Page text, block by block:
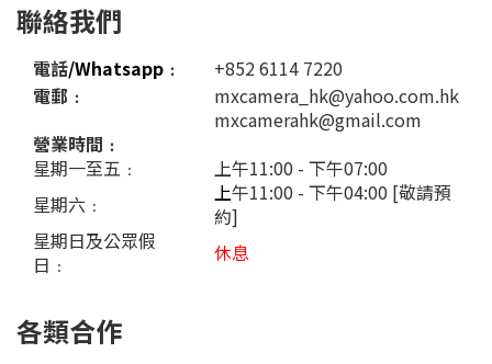
聯絡我們
電話/Whatsapp ﹕
+852 6114 7220
電郵﹕
mxcamera_hk@yahoo.com.hk
mxcamerahk@gmail.com
營業時間﹕
星期一至五﹕
上午11:00 - 下午07:00
星期六﹕
上午11:00 - 下午04:00 [敬請預
約]
星期日及公眾假
日﹕
休息
各類合作